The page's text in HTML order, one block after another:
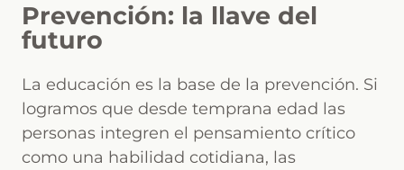
Prevención: la llave del
futuro
La educación es la base de la prevención. Si
logramos que desde temprana edad las
personas integren el pensamiento crítico
como una habilidad cotidiana, las